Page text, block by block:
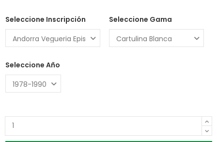
Seleccione Inscripción Seleccione Gama
Seleccione Año